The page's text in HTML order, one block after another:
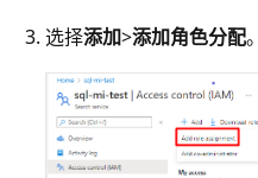
选择添加>添加角色分配。